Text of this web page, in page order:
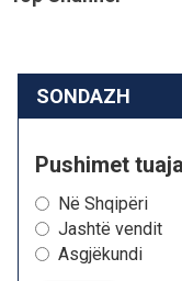
SONDAZH
Pushimet
Në Shqipëri
Jashtë vendit
Asgjëkundi